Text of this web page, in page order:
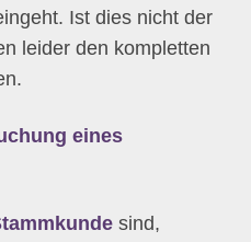
Ist dies nicht der
leider den kompletten
eines
sind,